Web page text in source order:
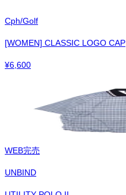
Cph/Golf
[WOMEN] CLASSIC LOGO CAP
¥6,600
WEB完売
UNBIND